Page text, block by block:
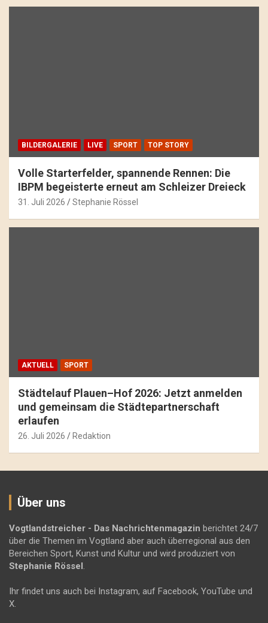
BILDERGALERIE LIVE SPORT TOP STORY
Volle Starterfelder, spannende Rennen: Die
IBPM begeisterte erneut am Schleizer Dreieck
31. Juli 2026 Stephanie Rössel
AKTUELL SPORT
Städtelauf Plauen–Hof 2026: Jetzt anmelden
und gemeinsam die Städtepartnerschaft
erlaufen
26. Juli 2026 Redaktion
Über uns
Vogtlandstreicher - Das Nachrichtenmagazin berichtet 24/7
über die Themen im Vogtland aber auch überregional aus den
Bereichen Sport, Kunst und Kultur und wird produziert von
Stephanie Rössel .
Ihr findet uns auch bei Instagram, auf Facebook, YouTube und
X.